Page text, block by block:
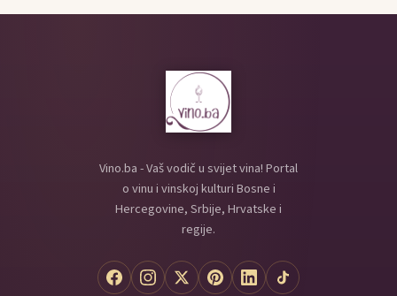
Vino.ba - Vaš vodič u svijet vina! Portal
o vinu i vinskoj kulturi Bosne i
Hercegovine, Srbije, Hrvatske i
regije.